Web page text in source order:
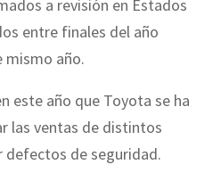
a revisión en Estados
entre finales del año
mismo año.
este año que Toyota se ha
las ventas de distintos
defectos de seguridad.